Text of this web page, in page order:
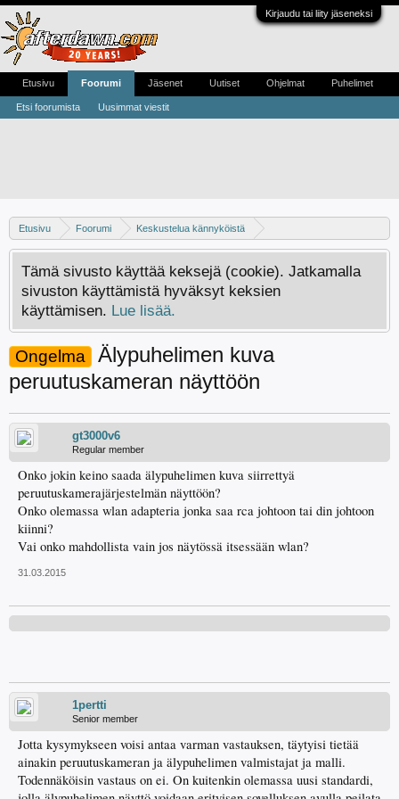
Kirjaudu tai liity jäseneksi
Etusivu Foorumi
Keskustelua kännyköistä
Yleistä keskustelua kännyköistä
Tämä sivusto käyttää keksejä (cookie). Jatkamalla
sivuston käyttämistä hyväksyt keksien
käyttämisen. Lue lisää.
Ongelma
Älypuhelimen kuva
peruutuskameran näyttöön
gt3000v6
Regular member
Onko jokin keino saada älypuhelimen kuva siirrettyä
peruutuskamerajärjestelmän näyttöön?
Onko olemassa wlan adapteria jonka saa rca johtoon tai din johtoon
kiinni?
Vai onko mahdollista vain jos näytössä itsessään wlan?
31.03.2015
1pertti
Senior member
Jotta kysymykseen voisi antaa varman vastauksen, täytyisi tietää
ainakin peruutuskameran ja älypuhelimen valmistajat ja malli.
Todennäköisin vastaus on ei. On kuitenkin olemassa uusi standardi,
Etusivu Foorumi
Etsi foorumista Uusimmat viestit
Jäsenet Uutiset Ohjelmat Puhelimet